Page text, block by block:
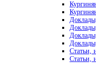
Статьи,
Статьи,